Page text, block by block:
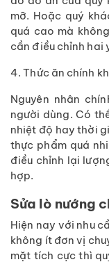
mỡ. Hoặc quý
quá cao mà
cần điều chỉnh hai
4. Thức ăn chính
Nguyên nhân
người dùng. Có
nhiệt độ hay thời
thực phẩm quá
điều chỉnh lại
hợp.
Sửa lò nướng
Hiện nay với nhu
không ít đơn vị
mặt tích cực thì